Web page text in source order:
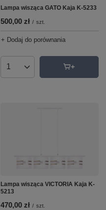
Lampa wisząca GATO Kaja K-5233
500,00 zł / szt.
+ Dodaj do porównania
Ilość produktów
Lampa wisząca VICTORIA Kaja K-
5213
470,00 zł / szt.